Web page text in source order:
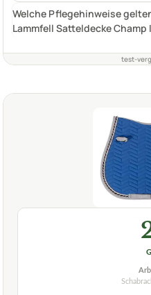
Welche Pflegehinweise
Lammfell Satteldecke Champ
test-